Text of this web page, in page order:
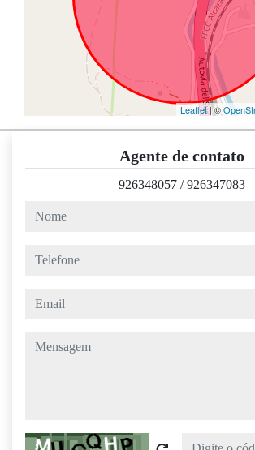
Leaflet| ©
Agente de contato
926348057 /926347083
nome
telefone
email
mensagem
Captcha